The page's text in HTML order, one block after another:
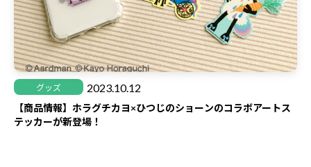
グッズ 2023.10.12
【商品情報】ホラグチカヨ×ひつじのショーンのコラボアートス
テッカーが新登場！